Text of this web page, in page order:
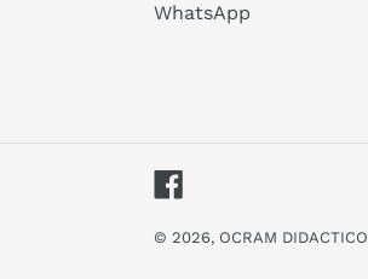
WhatsApp
© 2026, OCRAM DIDACTICO